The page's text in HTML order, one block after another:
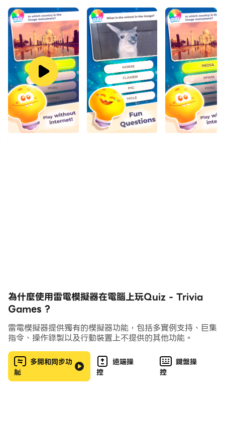
而文件互傳功能讓分享圖像、影片和文件也變得非常容易。
下載Quiz - Trivia Games並在PC上運行。享受PC端的
大螢幕和高畫質畫質吧!
Games Offline is your best choice for games that
you can play anywhere and anytime.
With Quiz, you will enjoy the best triva game, with
lots of questions and answers, one of the best
quiz games for Android.
It's 100% free, Play Now!
為什麼使用雷電模擬器在電腦上玩Quiz - Trivia
Games ?
雷電模擬器提供獨有的模擬器功能，包括多實例支持、巨集
指令、操作錄製以及行動裝置上不提供的其他功能。
多開和同步功
能
遠端操
控
鍵盤操
控